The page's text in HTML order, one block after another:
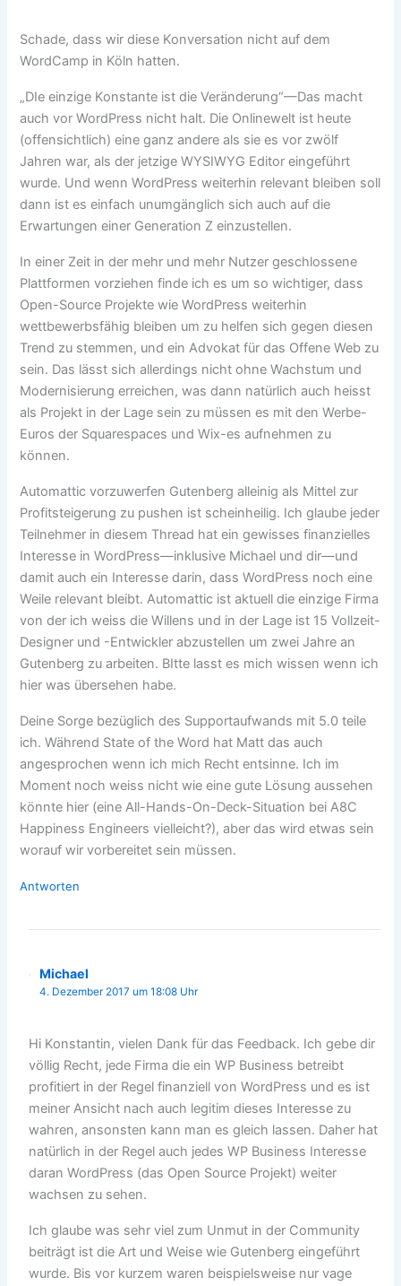
Schade, dass wir diese Konversation nicht auf dem
WordCamp in Köln hatten.
„DIe einzige Konstante ist die Veränderung“—Das macht
auch vor WordPress nicht halt. Die Onlinewelt ist heute
(offensichtlich) eine ganz andere als sie es vor zwölf
Jahren war, als der jetzige WYSIWYG Editor eingeführt
wurde. Und wenn WordPress weiterhin relevant bleiben soll
dann ist es einfach unumgänglich sich auch auf die
Erwartungen einer Generation Z einzustellen.
In einer Zeit in der mehr und mehr Nutzer geschlossene
Plattformen vorziehen finde ich es um so wichtiger, dass
Open-Source Projekte wie WordPress weiterhin
wettbewerbsfähig bleiben um zu helfen sich gegen diesen
Trend zu stemmen, und ein Advokat für das Offene Web zu
sein. Das lässt sich allerdings nicht ohne Wachstum und
Modernisierung erreichen, was dann natürlich auch heisst
als Projekt in der Lage sein zu müssen es mit den Werbe-
Euros der Squarespaces und Wix-es aufnehmen zu
können.
Automattic vorzuwerfen Gutenberg alleinig als Mittel zur
Profitsteigerung zu pushen ist scheinheilig. Ich glaube jeder
Teilnehmer in diesem Thread hat ein gewisses finanzielles
Interesse in WordPress—inklusive Michael und dir—und
damit auch ein Interesse darin, dass WordPress noch eine
Weile relevant bleibt. Automattic ist aktuell die einzige Firma
von der ich weiss die Willens und in der Lage ist 15 Vollzeit-
Designer und -Entwickler abzustellen um zwei Jahre an
Gutenberg zu arbeiten. BItte lasst es mich wissen wenn ich
hier was übersehen habe.
Deine Sorge bezüglich des Supportaufwands mit 5.0 teile
ich. Während State of the Word hat Matt das auch
angesprochen wenn ich mich Recht entsinne. Ich im
Moment noch weiss nicht wie eine gute Lösung aussehen
könnte hier (eine All-Hands-On-Deck-Situation bei A8C
Happiness Engineers vielleicht?), aber das wird etwas sein
worauf wir vorbereitet sein müssen.
Antworten
Michael
4. Dezember 2017 um 18:08 Uhr
Hi Konstantin, vielen Dank für das Feedback. Ich gebe dir
völlig Recht, jede Firma die ein WP Business betreibt
profitiert in der Regel finanziell von WordPress und es ist
meiner Ansicht nach auch legitim dieses Interesse zu
wahren, ansonsten kann man es gleich lassen. Daher hat
natürlich in der Regel auch jedes WP Business Interesse
daran WordPress (das Open Source Projekt) weiter
wachsen zu sehen.
Ich glaube was sehr viel zum Unmut in der Community
beiträgt ist die Art und Weise wie Gutenberg eingeführt
wurde. Bis vor kurzem waren beispielsweise nur vage